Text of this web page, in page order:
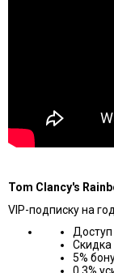
Tom Clancy's
VIP-подпискy на
Скидка
5%
0.3%